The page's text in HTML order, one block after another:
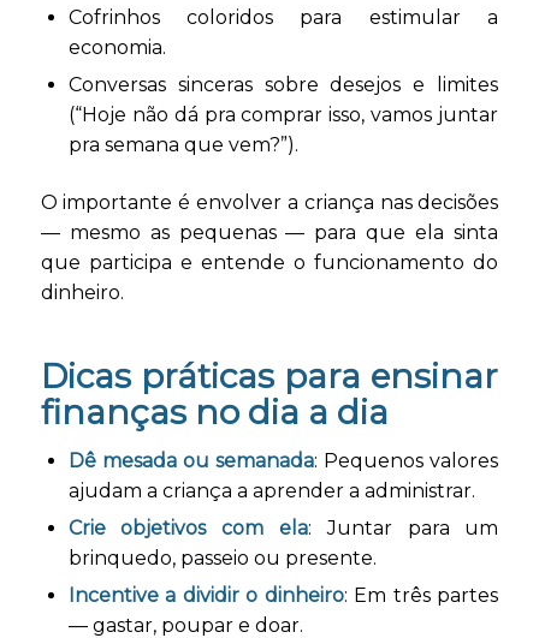
Cofrinhos coloridos para estimular a
economia.
Conversas sinceras sobre desejos e limites
(“Hoje não dá pra comprar isso, vamos juntar
pra semana que vem?”).
O importante é envolver a criança nas decisões
— mesmo as pequenas — para que ela sinta
que participa e entende o funcionamento do
dinheiro.
Dicas práticas para ensinar
finanças no dia a dia
Dê mesada ou semanada: Pequenos valores
ajudam a criança a aprender a administrar.
Crie objetivos com ela: Juntar para um
brinquedo, passeio ou presente.
Incentive a dividir o dinheiro: Em três partes
— gastar, poupar e doar.